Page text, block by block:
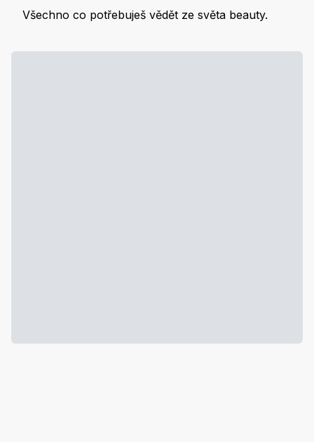
Všechno co potřebuješ vědět ze světa beauty.